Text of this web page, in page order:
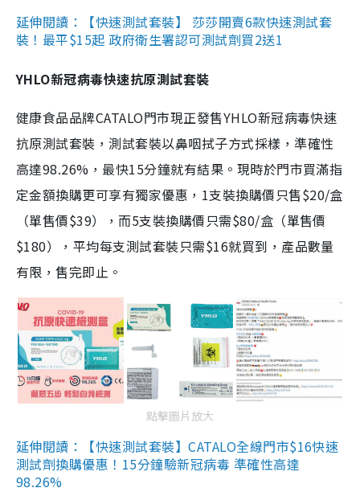
延伸閱讀：【快速測試套裝】 莎莎開賣6款快速測試套
裝！最平$15起 政府衛生署認可測試劑買2送1
YHLO新冠病毒快速抗原測試套裝
健康食品品牌CATALO門市現正發售YHLO新冠病毒快速
抗原測試套裝，測試套裝以鼻咽拭子方式採樣，準確性
高達98.26%，最快15分鐘就有結果。現時於門市買滿指
定金額換購更可享有獨家優惠，1支裝換購價只售$20/盒
（單售價$39），而5支裝換購價只需$80/盒（單售價
$180），平均每支測試套裝只需$16就買到，產品數量
有限，售完即止。
點擊圖片放大
延伸閱讀：【快速測試套裝】CATALO全線門市$16快速
測試劑換購優惠！15分鐘驗新冠病毒 準確性高達
98.26%